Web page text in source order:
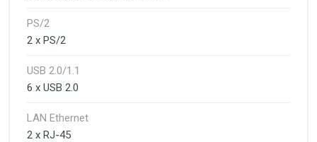
PS/2
2 x PS/2
USB 2.0/1.1
6 x USB 2.0
LAN Ethernet
2 x RJ-45